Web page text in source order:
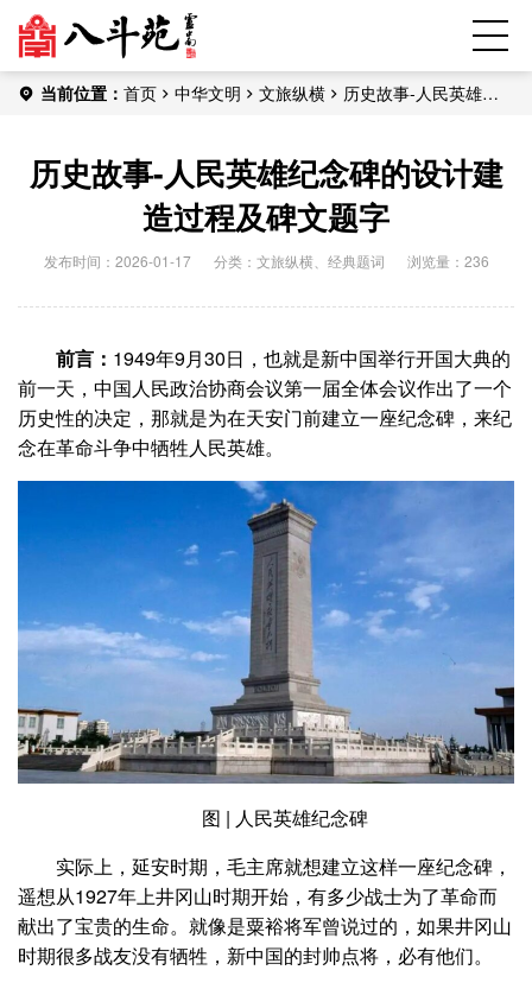
当前位置： 首页 中华文明 文旅纵横
历史故事-人民英雄纪
历史故事-人民英雄纪念碑的设计建
造过程及碑文题字
发布时间：2026-01-17 分类： 文旅纵横、 经典题词 浏览量：236
前言： 1949年9月30日，也就是新中国举行开国大典的
前一天，中国人民政治协商会议第一届全体会议作出了一个
历史性的决定，那就是为在天安门前建立一座纪念碑，来纪
念在革命斗争中牺牲人民英雄。
图 | 人民英雄纪念碑
实际上，延安时期，毛主席就想建立这样一座纪念碑，
遥想从1927年上井冈山时期开始，有多少战士为了革命而
献出了宝贵的生命。就像是粟裕将军曾说过的，如果井冈山
时期很多战友没有牺牲，新中国的封帅点将，必有他们。